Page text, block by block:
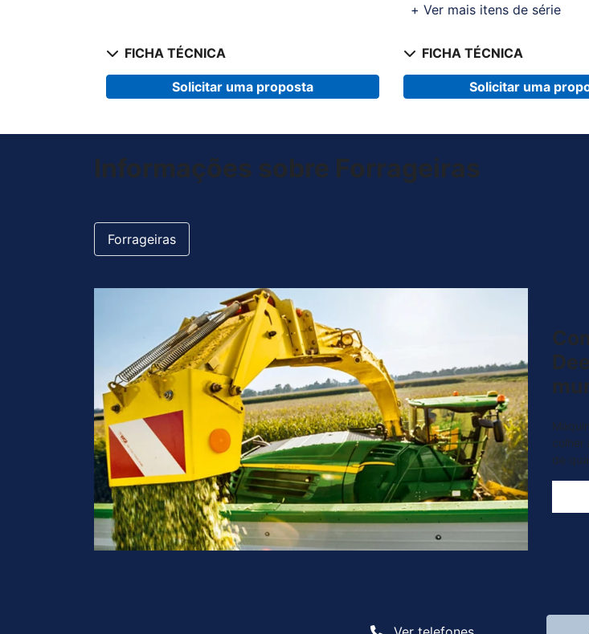
FICHA TÉCNICA
Solicitar uma proposta
+ Ver mais itens de série
FICHA TÉCNICA
Solicitar uma
Informações sobre Forrageiras
Forrageiras
colher
de